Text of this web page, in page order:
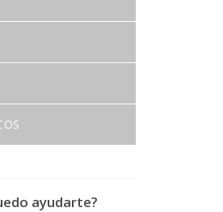
ayudarte?